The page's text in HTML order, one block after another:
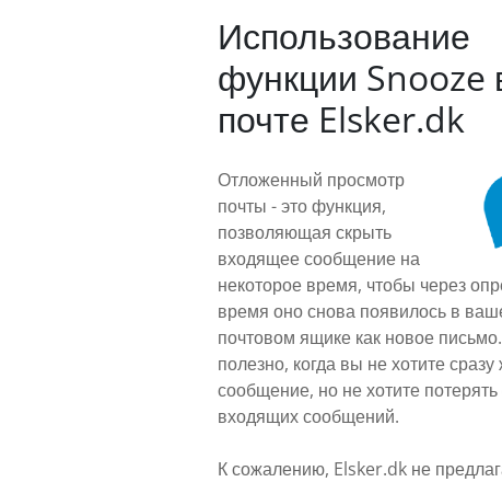
Использование
функции Snooze
почте Elsker.dk
Отложенный просмотр
почты - это функция,
позволяющая скрыть
входящее сообщение на
некоторое время, чтобы через
время оно снова появилось в
почтовом ящике как новое
полезно, когда вы не хотите сразу
сообщение, но не хотите потерять
входящих сообщений.
К сожалению, Elsker.dk не